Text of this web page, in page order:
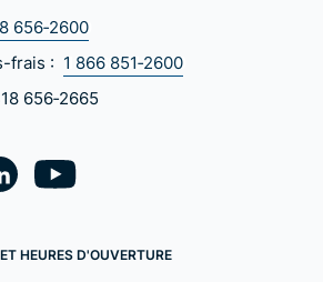
656‑2600
frais : 1 866 851‑2600
656‑2665
HEURES D'OUVERTURE